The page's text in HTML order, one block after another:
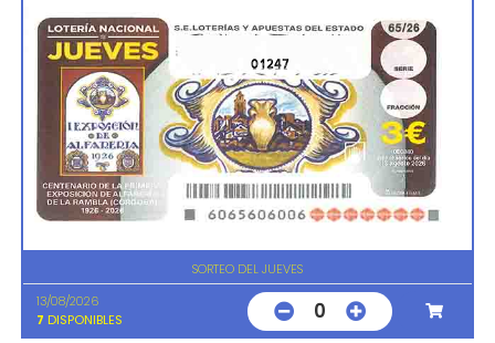
01247
SORTEO DEL JUEVES
13/08/2026
7 DISPONIBLES 0